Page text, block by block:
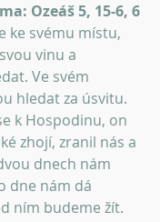
Ozeáš 5, 15-6, 6
ke svému místu,
vinu a
Ve svém
hledat za úsvitu.
k Hospodinu, on
zhojí, zranil nás a
dnech nám
dne nám dá
ním budeme žít.